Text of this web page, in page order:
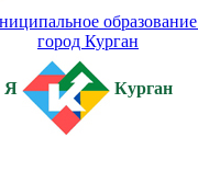
образование
город Курган
Я Курган